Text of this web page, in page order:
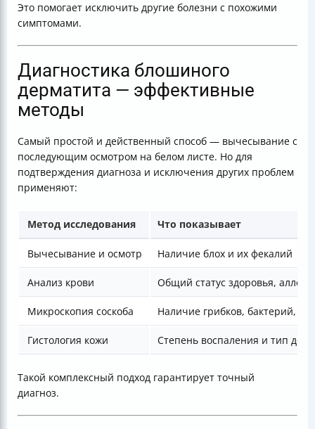
Это помогает исключить другие болезни с похожими
симптомами.
Диагностика блошиного
дерматита — эффективные
методы
Самый простой и действенный способ — вычесывание с
последующим осмотром на белом листе. Но для
подтверждения диагноза и исключения других проблем
применяют:
Метод исследования Что показывает
Вычесывание и осмотр Наличие блох и их фекалий
Анализ крови Общий статус здоровья,
Микроскопия соскоба Наличие грибков, бактерий,
Гистология кожи Степень воспаления и тип
Такой комплексный подход гарантирует точный
диагноз.